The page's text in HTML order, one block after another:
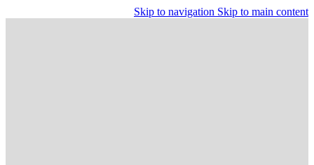
Skip to navigation Skip to main content